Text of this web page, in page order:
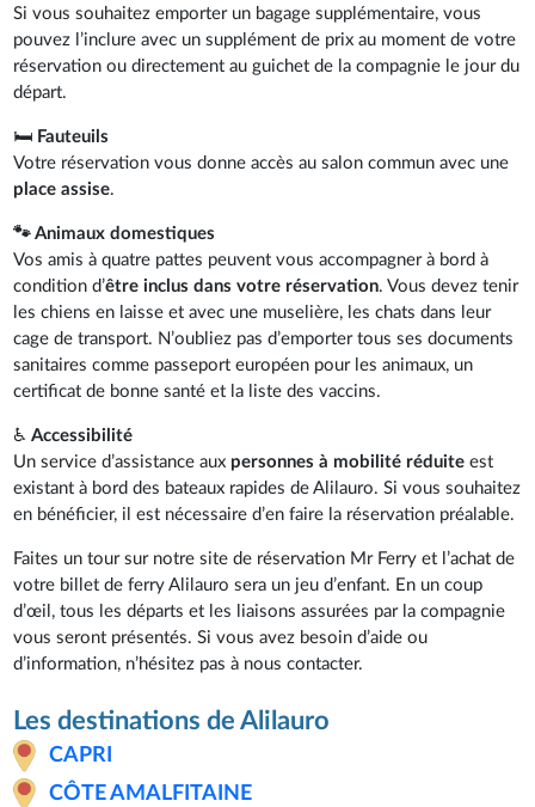
Si vous souhaitez emporter un bagage supplémentaire, vous
pouvez l’inclure avec un supplément de prix au moment de votre
réservation ou directement au guichet de la compagnie le jour du
départ.
🛏️ Fauteuils
Votre réservation vous donne accès au salon commun avec une
place assise.
🐾 Animaux domestiques
Vos amis à quatre pattes peuvent vous accompagner à bord à
condition d’être inclus dans votre réservation. Vous devez tenir
les chiens en laisse et avec une muselière, les chats dans leur
cage de transport. N’oubliez pas d’emporter tous ses documents
sanitaires comme passeport européen pour les animaux, un
certificat de bonne santé et la liste des vaccins.
♿Accessibilité
Un service d’assistance aux personnes à mobilité réduite est
existant à bord des bateaux rapides de Alilauro. Si vous souhaitez
en bénéficier, il est nécessaire d’en faire la réservation préalable.
Faites un tour sur notre site de réservation Mr Ferry et l’achat de
votre billet de ferry Alilauro sera un jeu d’enfant. En un coup
d’œil, tous les départs et les liaisons assurées par la compagnie
vous seront présentés. Si vous avez besoin d’aide ou
d’information, n’hésitez pas à nous contacter.
Les destinations de Alilauro
CAPRI
CÔTE AMALFITAINE